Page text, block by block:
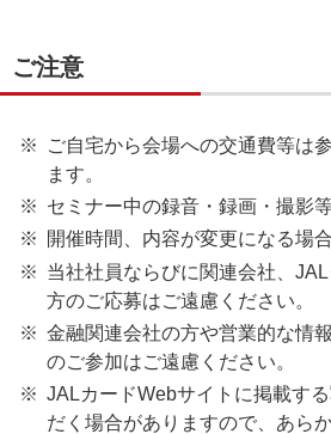
ご注意
ご自宅から会場への交通費等は
ます。
セミナー中の録音・録画・撮影
開催時間、内容が変更になる場
当社社員ならびに関連会社、
方のご応募はご遠慮ください。
金融関連会社の方や営業的な情
のご参加はご遠慮ください。
JALカードWebサイトに掲載す
だく場合がありますので、あら